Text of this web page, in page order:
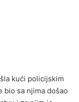
kući policijskim
bio sa njima došao